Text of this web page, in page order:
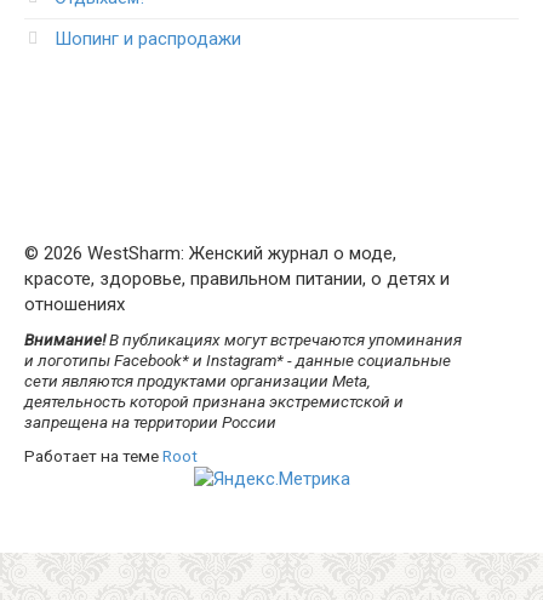
Шопинг и распродажи
© 2026 WestSharm: Женский журнал о моде,
красоте, здоровье, правильном питании, о детях и
отношениях
Внимание!В публикациях могут встречаются упоминания
и логотипы Facebook* и Instagram* - данные социальные
сети являются продуктами организации Meta,
деятельность которой признана экстремистской и
запрещена на территории России
Работает на темеRoot